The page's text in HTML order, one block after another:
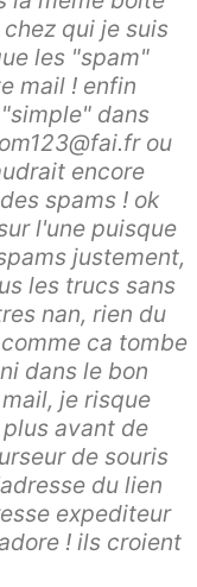
qui je suis
les "spam"
mail ! enfin
dans
ou
encore
spams ! ok
l'une puisque
justement,
les trucs sans
nan, rien du
ca tombe
dans le bon
je risque
avant de
de souris
du lien
expediteur
! ils croient